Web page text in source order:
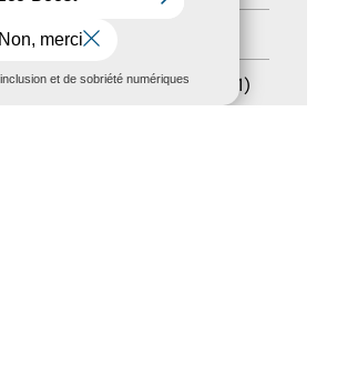
MENU
(11)
mondial du tourisme (1)